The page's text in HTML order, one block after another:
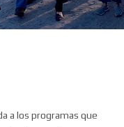
a los programas que